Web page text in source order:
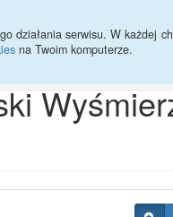
działania serwisu. W każdej
na Twoim komputerze.
Przycisk wyszukaj